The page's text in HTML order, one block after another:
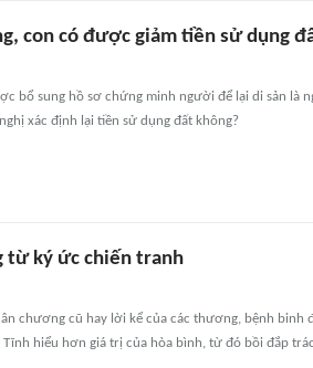
con có được giảm tiền sử dụng
bổ sung hồ sơ chứng minh người để lại di sản là
xác định lại tiền sử dụng đất không?
ký ức chiến tranh
chương cũ hay lời kể của các thương, bệnh binh
hiểu hơn giá trị của hòa bình, từ đó bồi đắp